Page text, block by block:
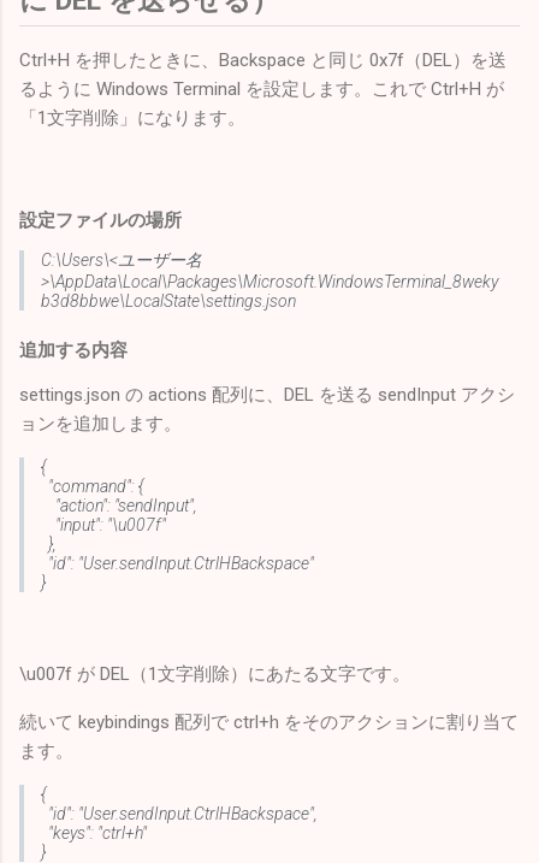
Ctrl+H を押したときに、Backspace と同じ 0x7f（DEL）を送
るように Windows Terminal を設定します。これで Ctrl+H が
「1文字削除」になります。
設定ファイルの場所
C:\Users\<ユーザー名
>\AppData\Local\Packages\Microsoft.WindowsTerminal_8weky
b3d8bbwe\LocalState\settings.json
追加する内容
settings.json の actions 配列に、DEL を送る sendInput アクシ
ョンを追加します。
{
"command": {
"action": "sendInput",
"input": "\u007f"
},
"id": "User.sendInput.CtrlHBackspace"
}
\u007f が DEL（1文字削除）にあたる文字です。
続いて keybindings 配列で ctrl+h をそのアクションに割り当て
ます。
{
"id": "User.sendInput.CtrlHBackspace",
"keys": "ctrl+h"
}